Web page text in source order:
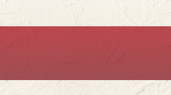
レスト」